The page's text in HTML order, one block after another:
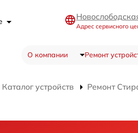
Адрес сервисного
О компании Ремонт
Каталог устройств Ремонт